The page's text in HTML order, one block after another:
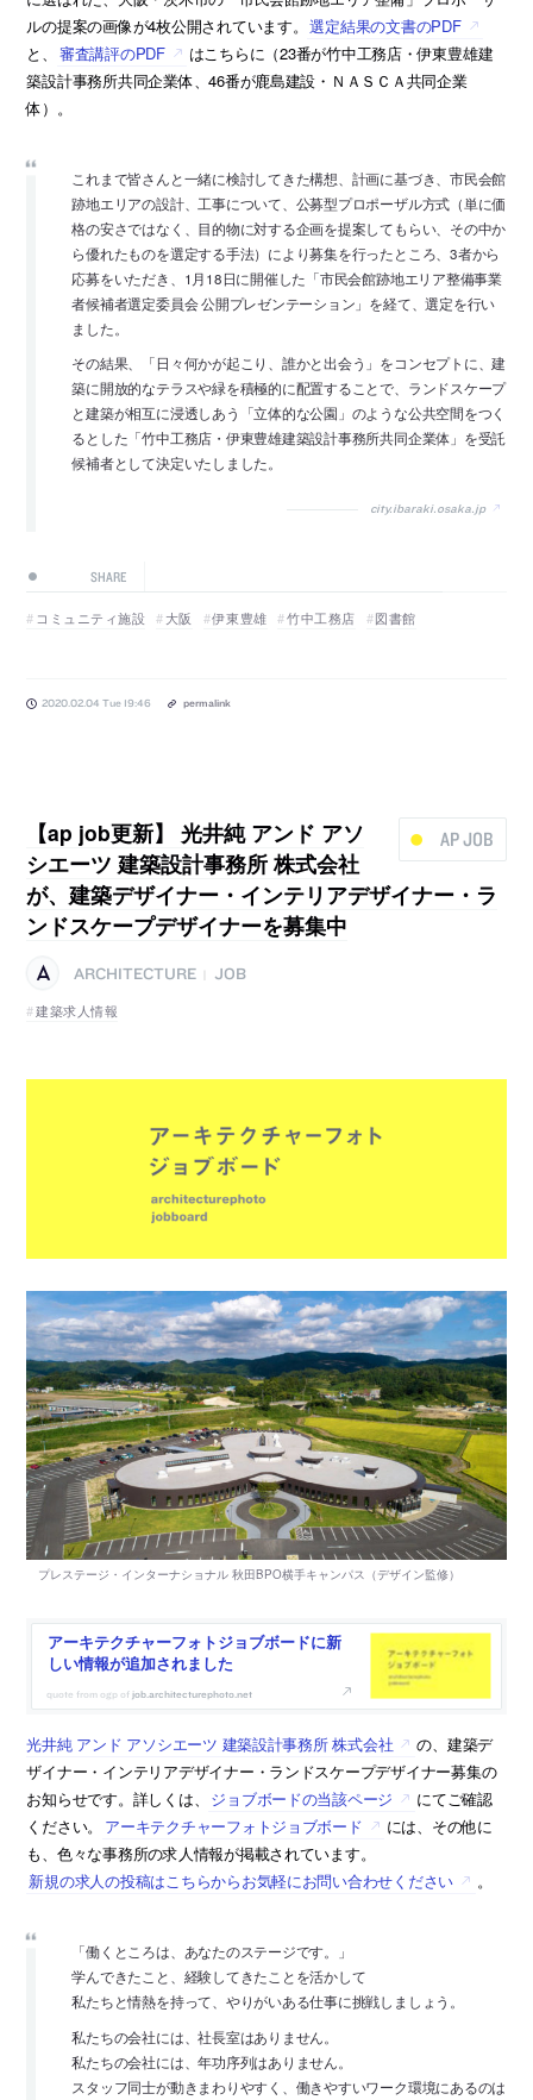
ルの提案の画像が4枚公開されています。 選定結果の文書のPDF
と、
審査講評のPDF
はこちらに（23番が竹中工務店・伊東豊雄建
築設計事務所共同企業体、46番が鹿島建設・ＮＡＳＣＡ共同企業
体）。
これまで皆さんと一緒に検討してきた構想、計画に基づき、市民会館
跡地エリアの設計、工事について、公募型プロポーザル方式（単に価
格の安さではなく、目的物に対する企画を提案してもらい、その中か
ら優れたものを選定する手法）により募集を行ったところ、3者から
応募をいただき、1月18日に開催した「市民会館跡地エリア整備事業
者候補者選定委員会 公開プレゼンテーション」を経て、選定を行い
ました。
その結果、「日々何かが起こり、誰かと出会う」をコンセプトに、建
築に開放的なテラスや緑を積極的に配置することで、ランドスケープ
と建築が相互に浸透しあう「立体的な公園」のような公共空間をつく
るとした「竹中工務店・伊東豊雄建築設計事務所共同企業体」を受託
候補者として決定いたしました。
city.ibaraki.osaka.jp
SHARE
コミュニティ施設 大阪 伊東豊雄 竹中工務店 図書館
2020.02.04 Tue 19:46 permalink
AP JOB
【ap job更新】 光井純 アンド アソ
シエーツ 建築設計事務所 株式会社
が、建築デザイナー・インテリアデザイナー・ラ
ンドスケープデザイナーを募集中
ARCHITECTURE
JOB
建築求人情報
アーキテクチャーフォトジョブボードに新
しい情報が追加されました
job.architecturephoto.net
光井純 アンド アソシエーツ 建築設計事務所 株式会社
の、建築デ
ザイナー・インテリアデザイナー・ランドスケープデザイナー募集の
お知らせです。詳しくは、
ジョブボードの当該ページ
にてご確認
ください。
アーキテクチャーフォトジョブボード
には、その他に
も、色々な事務所の求人情報が掲載されています。
新規の求人の投稿はこちらからお気軽にお問い合わせください
。
「働くところは、あなたのステージです。」
学んできたこと、経験してきたことを活かして
私たちと情熱を持って、やりがいある仕事に挑戦しましょう。
私たちの会社には、社長室はありません。
私たちの会社には、年功序列はありません。
スタッフ同士が動きまわりやすく、働きやすいワーク環境にあるのは